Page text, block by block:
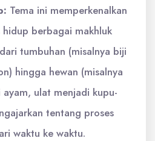
Tema ini memperkenalkan
hidup berbagai makhluk
tumbuhan (misalnya biji
hingga hewan (misalnya
ulat menjadi kupu-
tentang proses
waktu ke waktu.